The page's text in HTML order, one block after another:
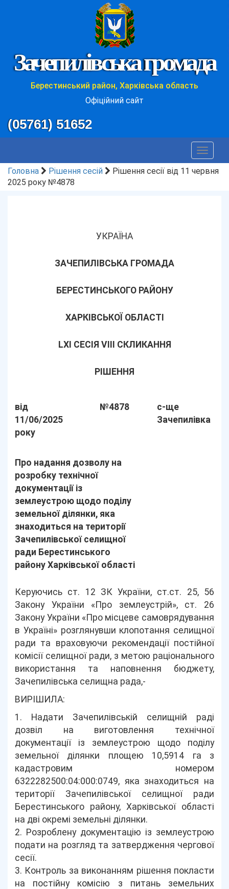
Зачепилівська громада
Берестинський район, Харківська область
Офіційний сайт
(05761) 51652
Toggle
Головна
Рішення сесій
Рішення сесії від 11 червня
2025 року №4878
УКРАЇНА
ЗАЧЕПИЛІВСЬКА ГРОМАДА
БЕРЕСТИНСЬКОГО РАЙОНУ
ХАРКІВСЬКОЇ ОБЛАСТІ
LХІ СЕСІЯ VIII СКЛИКАННЯ
РІШЕННЯ
від
11/06/2025
року
№4878
с-ще
Зачепилівка
Про надання дозволу на
розробку технічної
документації із
землеустрою щодо поділу
земельної ділянки, яка
знаходиться на території
Зачепилівської селищної
ради Берестинського
району Харківської області
Керуючись ст. 12 ЗК України, ст.ст. 25, 56
Закону України «Про землеустрій», ст. 26
Закону України «Про місцеве самоврядування
в Україні» розглянувши клопотання селищної
ради та враховуючи рекомендації постійної
комісії селищної ради, з метою раціонального
використання та наповнення бюджету,
Зачепилівська селищна рада,-
ВИРІШИЛА:
1. Надати Зачепилівській селищній раді
дозвіл на виготовлення технічної
документації із землеустрою щодо поділу
земельної ділянки площею 10,5914 га з
кадастровим номером
6322282500:04:000:0749, яка знаходиться на
території Зачепилівської селищної ради
Берестинського району, Харківської області
на дві окремі земельні ділянки.
2. Розроблену документацію із землеустрою
подати на розгляд та затвердження чергової
сесії.
3. Контроль за виконанням рішення покласти
на постійну комісію з питань земельних